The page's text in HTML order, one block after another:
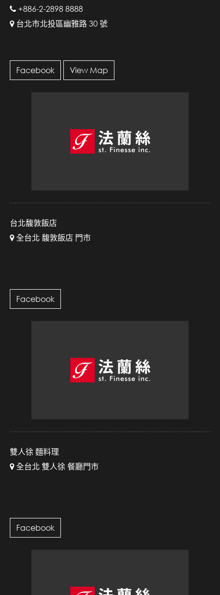
+886-2-2898 8888
台北市北投區幽雅路 30 號
Facebook View Map
台北馥敦飯店
全台北 馥敦飯店 門市
Facebook
雙人徐 麵料理
全台北 雙人徐 餐廳門市
Facebook